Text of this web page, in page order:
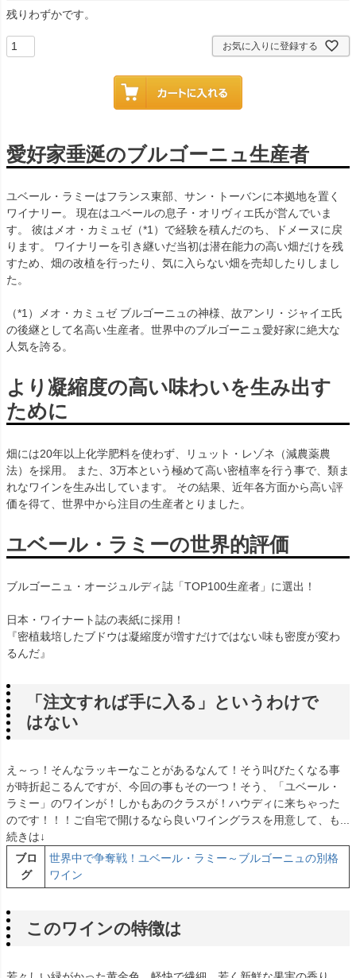
残りわずかです。
お気に入りに登録する
愛好家垂涎のブルゴーニュ生産者
ユベール・ラミーはフランス東部、サン・トーバンに本拠地を置く
ワイナリー。 現在はユベールの息子・オリヴィエ氏が営んでいま
す。 彼はメオ・カミュゼ（*1）で経験を積んだのち、ドメーヌに戻
ります。 ワイナリーを引き継いだ当初は潜在能力の高い畑だけを残
すため、畑の改植を行ったり、気に入らない畑を売却したりしまし
た。
（*1）メオ・カミュゼ ブルゴーニュの神様、故アンリ・ジャイエ氏
の後継として名高い生産者。世界中のブルゴーニュ愛好家に絶大な
人気を誇る。
より凝縮度の高い味わいを生み出す
ために
畑には20年以上化学肥料を使わず、リュット・レゾネ（減農薬農
法）を採用。 また、3万本という極めて高い密植率を行う事で、類ま
れなワインを生み出しています。 その結果、近年各方面から高い評
価を得て、世界中から注目の生産者とりました。
ユベール・ラミーの世界的評価
ブルゴーニュ・オージュルディ誌「TOP100生産者」に選出！
日本・ワイナート誌の表紙に採用！
『密植栽培したブドウは凝縮度が増すだけではない味も密度が変わ
るんだ』
「注文すれば手に入る」というわけで
はない
え～っ！そんなラッキーなことがあるなんて！そう叫びたくなる事
が時折起こるんですが、今回の事もその一つ！そう、「ユベール・
ラミー」のワインが！しかもあのクラスが！ハウディに来ちゃった
のです！！！ご自宅で開けるなら良いワイングラスを用意して、も...
続きは↓
ブロ
グ
世界中で争奪戦！ユベール・ラミー～ブルゴーニュの別格
ワイン
このワインの特徴は